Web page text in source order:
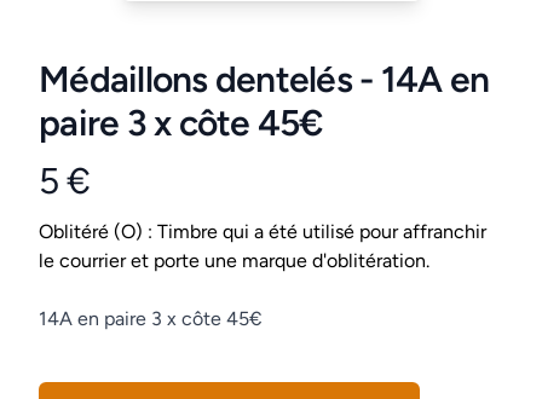
Médaillons dentelés - 14A en
paire 3 x côte 45€
Product information
5 €
Conditions
Oblitéré (O) : Timbre qui a été utilisé pour affranchir
le courrier et porte une marque d'oblitération.
Description
14A en paire 3 x côte 45€